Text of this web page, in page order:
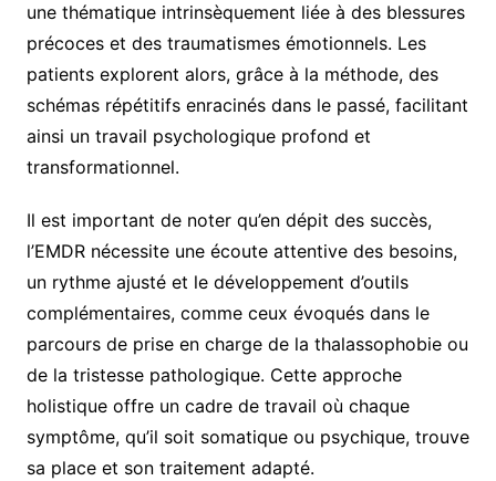
une thématique intrinsèquement liée à des blessures
précoces et des traumatismes émotionnels. Les
patients explorent alors, grâce à la méthode, des
schémas répétitifs enracinés dans le passé, facilitant
ainsi un travail psychologique profond et
transformationnel.
Il est important de noter qu’en dépit des succès,
l’EMDR nécessite une écoute attentive des besoins,
un rythme ajusté et le développement d’outils
complémentaires, comme ceux évoqués dans le
parcours de prise en charge de la thalassophobie ou
de la tristesse pathologique. Cette approche
holistique offre un cadre de travail où chaque
symptôme, qu’il soit somatique ou psychique, trouve
sa place et son traitement adapté.